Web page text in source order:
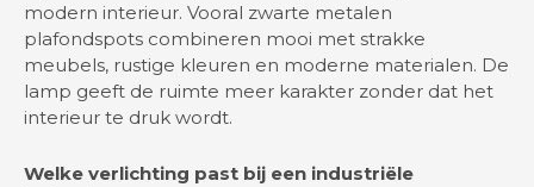
modern interieur. Vooral zwarte metalen
plafondspots combineren mooi met strakke
meubels, rustige kleuren en moderne materialen. De
lamp geeft de ruimte meer karakter zonder dat het
interieur te druk wordt.
Welke verlichting past bij een industriële